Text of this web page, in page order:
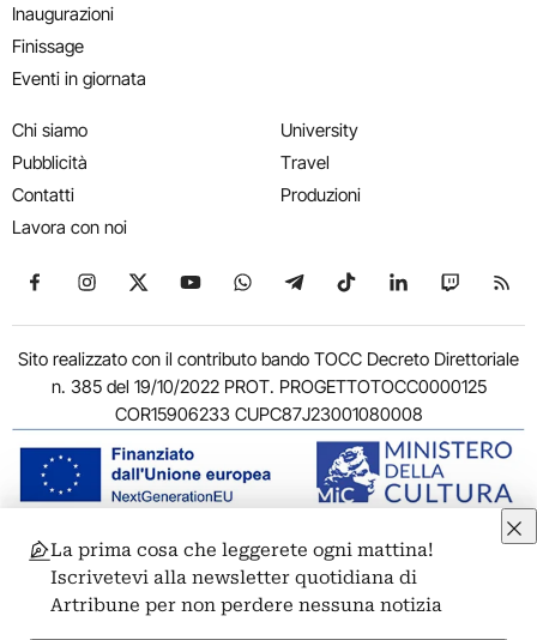
Inaugurazioni
Finissage
Eventi in giornata
Chi siamo
Pubblicità
Contatti
Lavora con noi
University
Travel
Produzioni
Seguici su Facebook
Seguici su Instagram
Seguici su X
Seguici su YouTube
Seguici su WhatsApp
Seguici su Telegram
Seguici su TikTok
Seguici su
Seguici
Sito realizzato con il contributo bando TOCC Decreto Direttoriale
n. 385 del 19/10/2022 PROT. PROGETTOTOCC0000125
COR15906233 CUPC87J23001080008
© 2011-2026 ARTRIBUNE srl – Corso Vittorio Emanuele II, 287 –
00186 Roma - P.I. 11381581005
Privacy: Responsabile della protezione dei dati personali
La prima cosa che leggerete ogni mattina!
Iscrivetevi alla newsletter quotidiana di
Artribune per non perdere nessuna notizia